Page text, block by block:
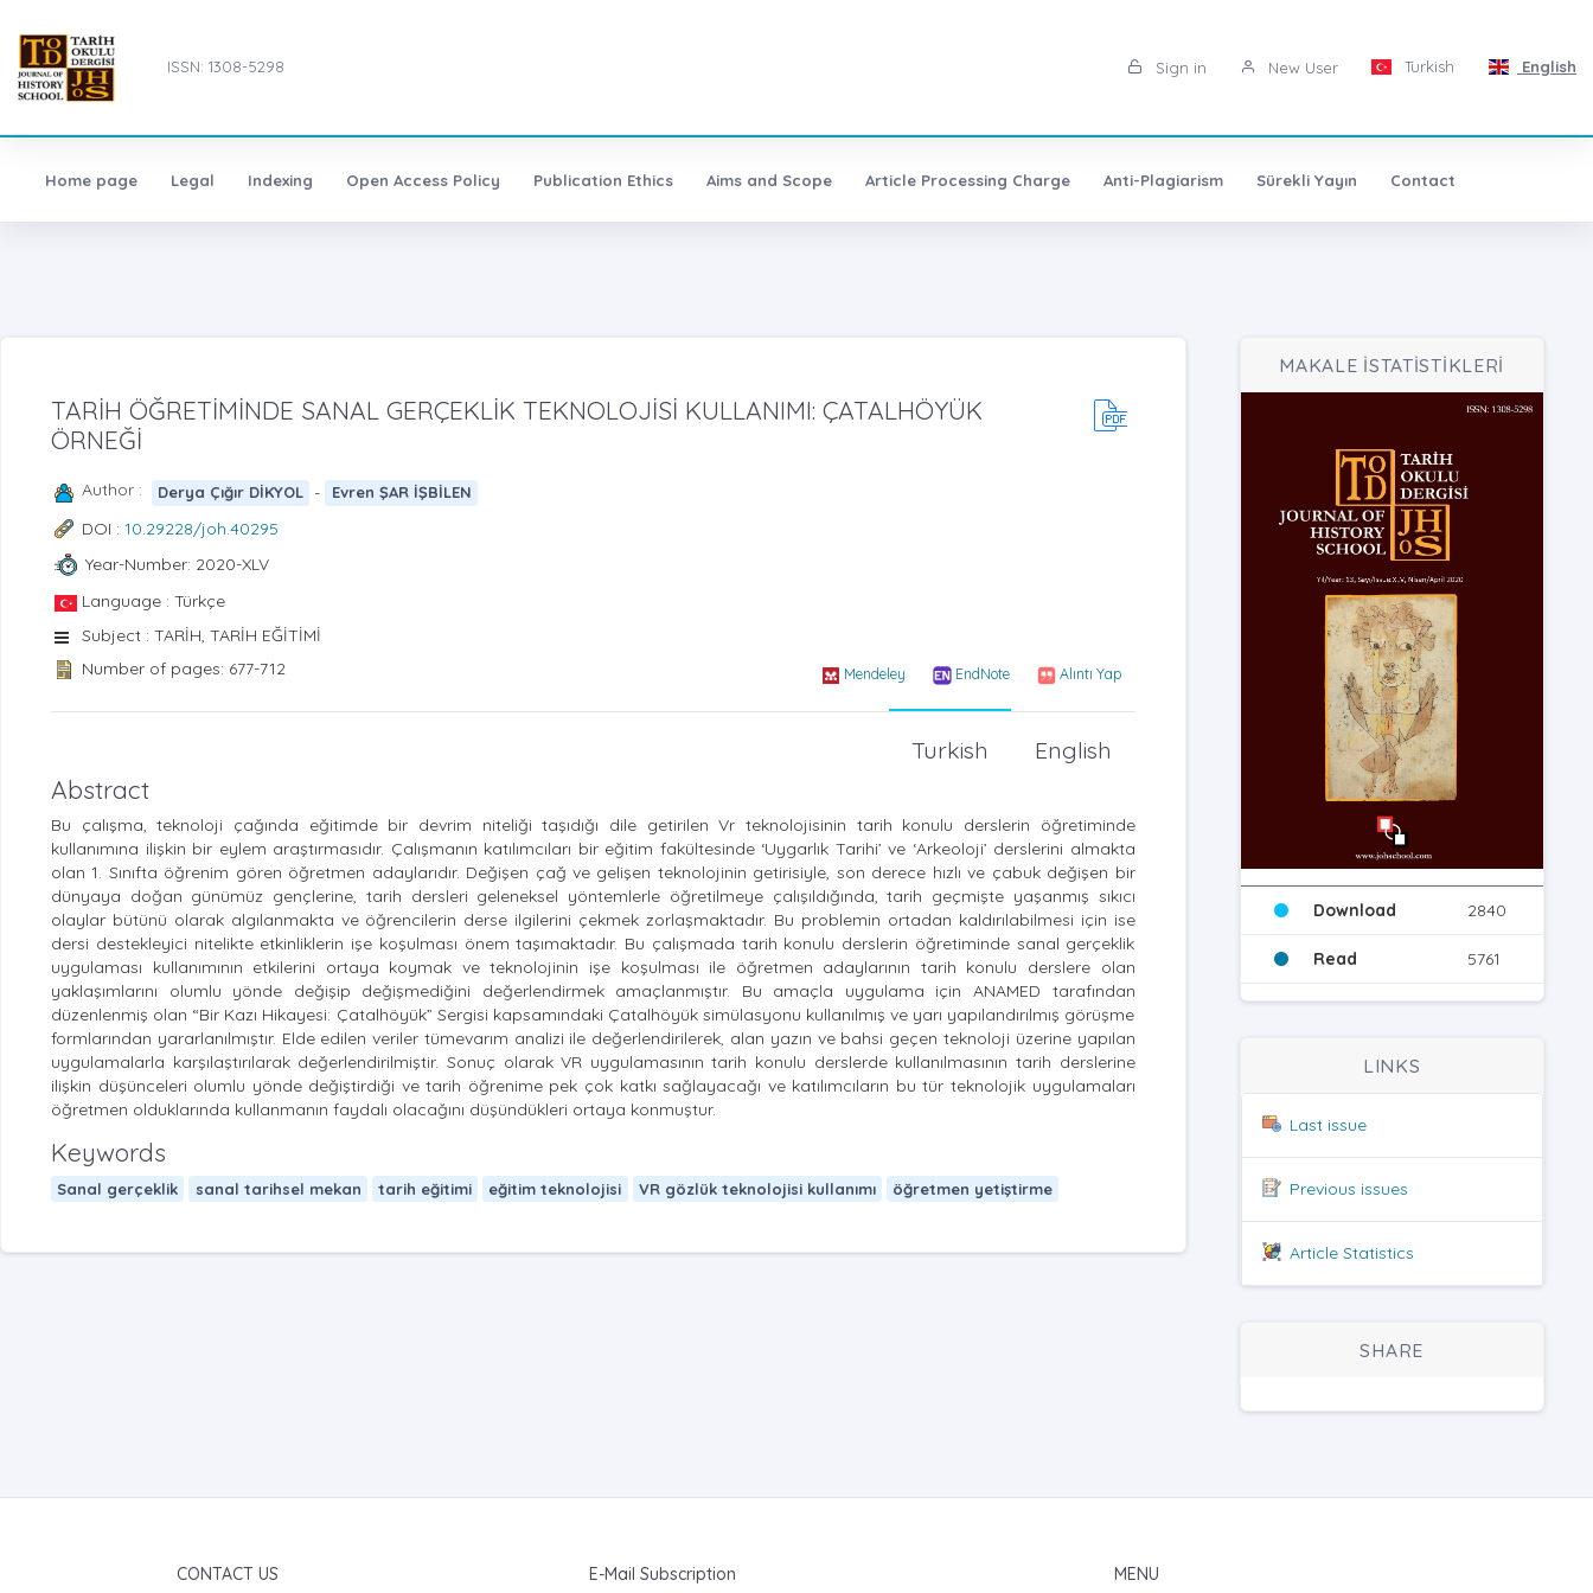
ISSN: 1308-5298 Sign in New User Turkish English
Home page Legal Indexing Open Access Policy Publication Ethics Aims and Scope Article Processing Charge Anti-Plagiarism Sürekli Yayın Contact
TARİH ÖĞRETİMİNDE SANAL GERÇEKLİK TEKNOLOJİSİ KULLANIMI: ÇATALHÖYÜK
ÖRNEĞİ
Author : Derya Çığır DİKYOL - Evren ŞAR İŞBİLEN
DOI : 10.29228/joh.40295
Year-Number: 2020-XLV
Language : Türkçe
Subject : TARİH, TARİH EĞİTİMİ
Number of pages: 677-712
Mendeley EndNote Alıntı Yap
English
Turkish
Abstract
Bu çalışma, teknoloji çağında eğitimde bir devrim niteliği taşıdığı dile getirilen Vr teknolojisinin tarih konulu derslerin öğretiminde
kullanımına ilişkin bir eylem araştırmasıdır. Çalışmanın katılımcıları bir eğitim fakültesinde ‘Uygarlık Tarihi’ ve ‘Arkeoloji’ derslerini almakta
olan 1. Sınıfta öğrenim gören öğretmen adaylarıdır. Değişen çağ ve gelişen teknolojinin getirisiyle, son derece hızlı ve çabuk değişen bir
dünyaya doğan günümüz gençlerine, tarih dersleri geleneksel yöntemlerle öğretilmeye çalışıldığında, tarih geçmişte yaşanmış sıkıcı
olaylar bütünü olarak algılanmakta ve öğrencilerin derse ilgilerini çekmek zorlaşmaktadır. Bu problemin ortadan kaldırılabilmesi için ise
dersi destekleyici nitelikte etkinliklerin işe koşulması önem taşımaktadır. Bu çalışmada tarih konulu derslerin öğretiminde sanal gerçeklik
uygulaması kullanımının etkilerini ortaya koymak ve teknolojinin işe koşulması ile öğretmen adaylarının tarih konulu derslere olan
yaklaşımlarını olumlu yönde değişip değişmediğini değerlendirmek amaçlanmıştır. Bu amaçla uygulama için ANAMED tarafından
düzenlenmiş olan “Bir Kazı Hikayesi: Çatalhöyük” Sergisi kapsamındaki Çatalhöyük simülasyonu kullanılmış ve yarı yapılandırılmış görüşme
formlarından yararlanılmıştır. Elde edilen veriler tümevarım analizi ile değerlendirilerek, alan yazın ve bahsi geçen teknoloji üzerine yapılan
uygulamalarla karşılaştırılarak değerlendirilmiştir. Sonuç olarak VR uygulamasının tarih konulu derslerde kullanılmasının tarih derslerine
ilişkin düşünceleri olumlu yönde değiştirdiği ve tarih öğrenime pek çok katkı sağlayacağı ve katılımcıların bu tür teknolojik uygulamaları
öğretmen olduklarında kullanmanın faydalı olacağını düşündükleri ortaya konmuştur.
Keywords
Sanal gerçeklik sanal tarihsel mekan tarih eğitimi eğitim teknolojisi VR gözlük teknolojisi kullanımı öğretmen yetiştirme
MAKALE İSTATİSTİKLERİ
Download 2840
Read 5761
LINKS
Last issue
Previous issues
Article Statistics
SHARE
CONTACT US E-Mail Subscription MENU